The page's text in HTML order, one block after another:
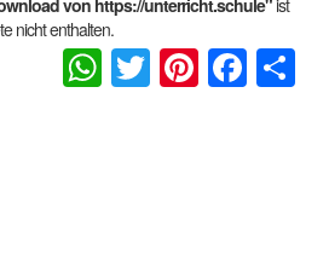
von https://unterricht.schule"ist
nicht enthalten.
WhatsApp
Twitter